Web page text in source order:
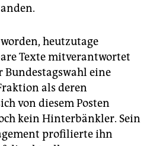
heutzutage
Texte mitverantwortet
Bundestagswahl eine
als deren
von diesem Posten
kein Hinterbänkler. Sein
profilierte ihn